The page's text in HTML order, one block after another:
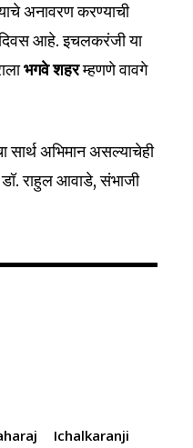
अनावरण करण्याची
दिवस आहे. इचलकरंजी या
भगवे शहरम्हणणे वावगे
सार्थ अभिमान असल्याचेही
राहुल आवाडे, संभाजी
Ichalkaranji